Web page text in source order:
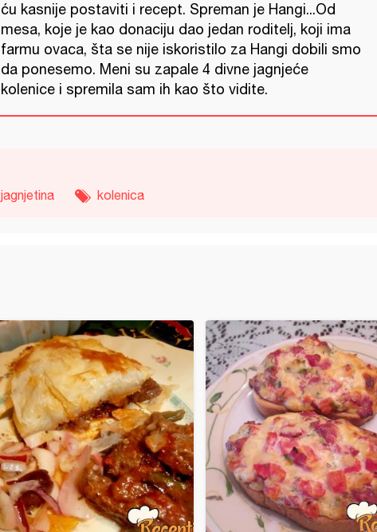
ću kasnije postaviti i recept. Spreman je Hangi...Od
mesa, koje je kao donaciju dao jedan roditelj, koji ima
farmu ovaca, šta se nije iskoristilo za Hangi dobili smo
da ponesemo. Meni su zapale 4 divne jagnjeće
kolenice i spremila sam ih kao što vidite.
jagnjetina kolenica